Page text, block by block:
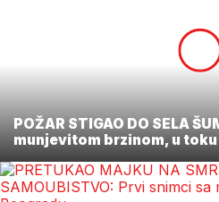
POŽAR STIGAO DO SELA
munjevitom brzinom, u